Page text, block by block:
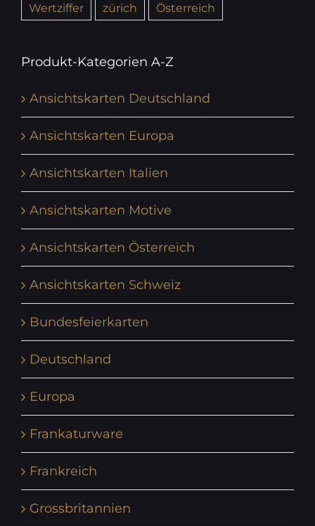
Wertziffer
zürich Österreich
Produkt-Kategorien A-Z
Ansichtskarten Deutschland
Ansichtskarten Europa
Ansichtskarten Italien
Ansichtskarten Motive
Ansichtskarten Österreich
Ansichtskarten Schweiz
Bundesfeierkarten
Deutschland
Europa
Frankaturware
Frankreich
Grossbritannien